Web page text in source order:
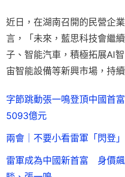
近日，在湖南召開的民營企
言，「未來，藍思科技會繼
子、智能汽車，積極拓展AI
宙智能設備等新興市場，持
字節跳動張一鳴登頂中國首
5093億元
兩會｜不要小看雷軍「閃登
雷軍成為中國新首富 身價